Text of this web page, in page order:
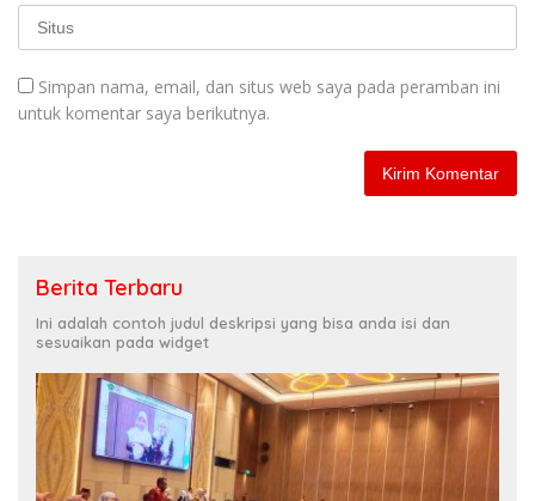
Simpan nama, email, dan situs web saya pada peramban ini
untuk komentar saya berikutnya.
Berita Terbaru
Ini adalah contoh judul deskripsi yang bisa anda isi dan
sesuaikan pada widget